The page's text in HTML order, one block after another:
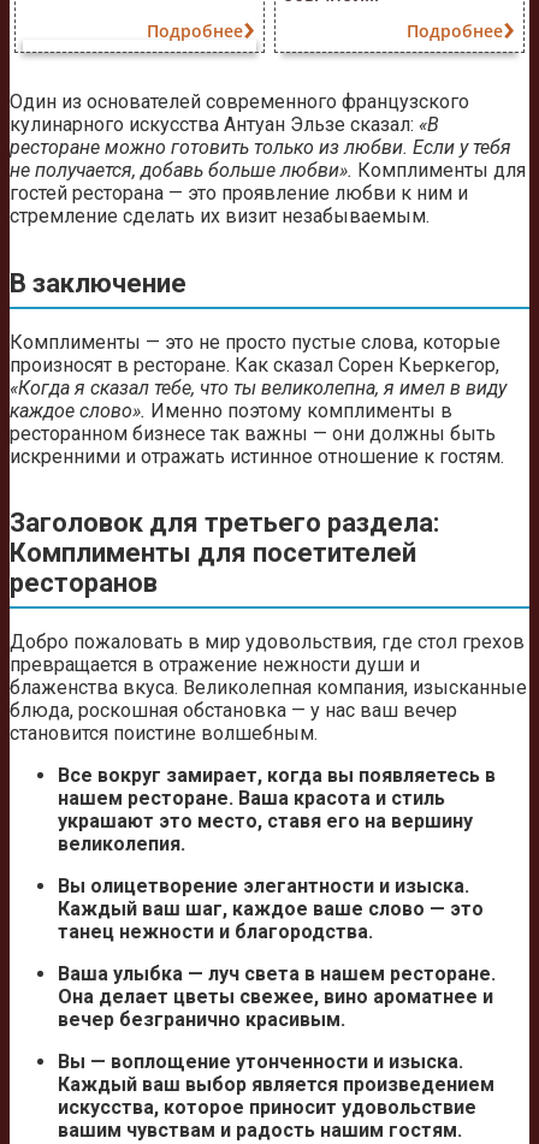
Подробнее Подробнее
Один из основателей современного французского
кулинарного искусства Антуан Эльзе сказал: «В
ресторане можно готовить только из любви. Если у тебя
не получается, добавь больше любви». Комплименты для
гостей ресторана — это проявление любви к ним и
стремление сделать их визит незабываемым.
В заключение
Комплименты — это не просто пустые слова, которые
произносят в ресторане. Как сказал Сорен Кьеркегор,
«Когда я сказал тебе, что ты великолепна, я имел в виду
каждое слово». Именно поэтому комплименты в
ресторанном бизнесе так важны — они должны быть
искренними и отражать истинное отношение к гостям.
Заголовок для третьего раздела:
Комплименты для посетителей
ресторанов
Добро пожаловать в мир удовольствия, где стол грехов
превращается в отражение нежности души и
блаженства вкуса. Великолепная компания, изысканные
блюда, роскошная обстановка — у нас ваш вечер
становится поистине волшебным.
Все вокруг замирает, когда вы появляетесь в
нашем ресторане. Ваша красота и стиль
украшают это место, ставя его на вершину
великолепия.
Вы олицетворение элегантности и изыска.
Каждый ваш шаг, каждое ваше слово — это
танец нежности и благородства.
Ваша улыбка — луч света в нашем ресторане.
Она делает цветы свежее, вино ароматнее и
вечер безгранично красивым.
Вы — воплощение утонченности и изыска.
Каждый ваш выбор является произведением
искусства, которое приносит удовольствие
вашим чувствам и радость нашим гостям.